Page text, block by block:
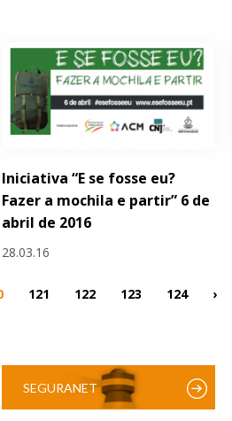
Iniciativa “E se fosse eu?
Fazer a mochila e partir” 6 de
abril de 2016
28.03.16
121 122 123 124 ›
SEGURANET